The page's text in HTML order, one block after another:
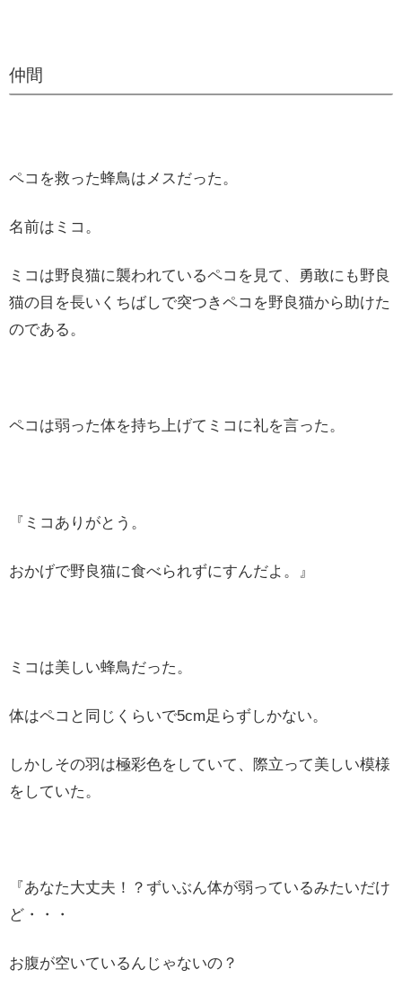
仲間
ペコを救った蜂鳥はメスだった。
名前はミコ。
ミコは野良猫に襲われているペコを見て、勇敢にも野良
猫の目を長いくちばしで突つきペコを野良猫から助けた
のである。
ペコは弱った体を持ち上げてミコに礼を言った。
『ミコありがとう。
おかげで野良猫に食べられずにすんだよ。』
ミコは美しい蜂鳥だった。
体はペコと同じくらいで5cm足らずしかない。
しかしその羽は極彩色をしていて、際立って美しい模様
をしていた。
『あなた大丈夫！？ずいぶん体が弱っているみたいだけ
ど・・・
お腹が空いているんじゃないの？